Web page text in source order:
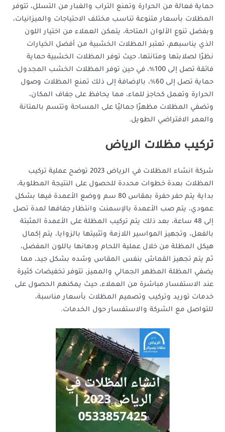
حماية فعالة من الحرارة وتمنع التراب والغبار من التسلل، تتوفر
المظلات بأسعار متنوعة تناسب مختلف الاحتياجات والميزانيات،
وبفضل تنوع الألوان المتاحة، يتمكن العملاء من اختيار اللون
الذي يناسبهم، تعتبر المظلات الخشبية من أفضل الخيارات
نظرًا لصلابتها ومتانتها، حيث توفر المظلات الخشبية حماية
فائقة تصل إلى 100٪، في حين توفر المظلات الخشب المجدول
حماية تصل إلى 60٪، بالإضافة إلى ذلك تمنع المظلات وصول
الحرارة وتعمل كحاجز للماء، مما يحافظ على جفاف المكان،
وتضفي المظلات مظهرًا جماليًا على المساحة وتتسم بالمتانة
والعمر الافتراضي الطويل.
تركيب مظلات الرياض
شركة انشاء المظلات في الرياض 2023 توضح عملية تركيب
المظلات بعدة خطوات محددة للحصول على النتيجة المطلوبة،
بداية يتم حفر حفرة بمقاس 80 سم ووضع الأعمدة فيها بشكل
عمودي، يتم صب الأعمدة بالإسمنت وانتظار جفافها لمدة تصل
إلى 48 ساعة، بعد ذلك يتم تركيب المظلة على الأعمدة المثبتة
بالفعل، وتجهيز المواسير اللازمة وتثبيتها بالزوايا، يتم إكمال
هيكل المظلة من خلال عملية اللحام ودهانها باللون المفضل،
ثم يتم تجهيز القماش بنفس المقاس وشده بشكل جيد، مما
يضفي المظلة المظهر الجمالي والمميز، تتوفر تخفيضات كثيرة
عند الاستفسار مباشرة من العملاء، حيث يمكنهم الحصول على
خدمات توريد وتركيب وتصميم المظلات بأسعار مناسبة،
للتواصل مع الشركة والاستفسار حول الخدمات.